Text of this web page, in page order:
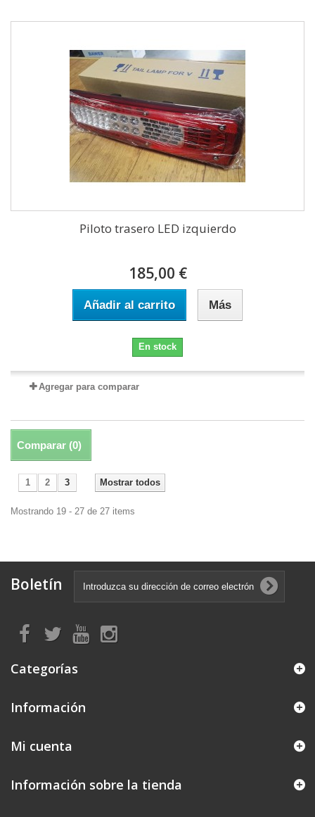
Piloto trasero LED izquierdo
185,00 €
Añadir al carrito Más
En stock
Agregar para comparar
Comparar (0)
Mostrar todos
1 2 3
Mostrando 19 - 27 de 27 items
Boletín
Categorías
Información
Mi cuenta
Información sobre la tienda